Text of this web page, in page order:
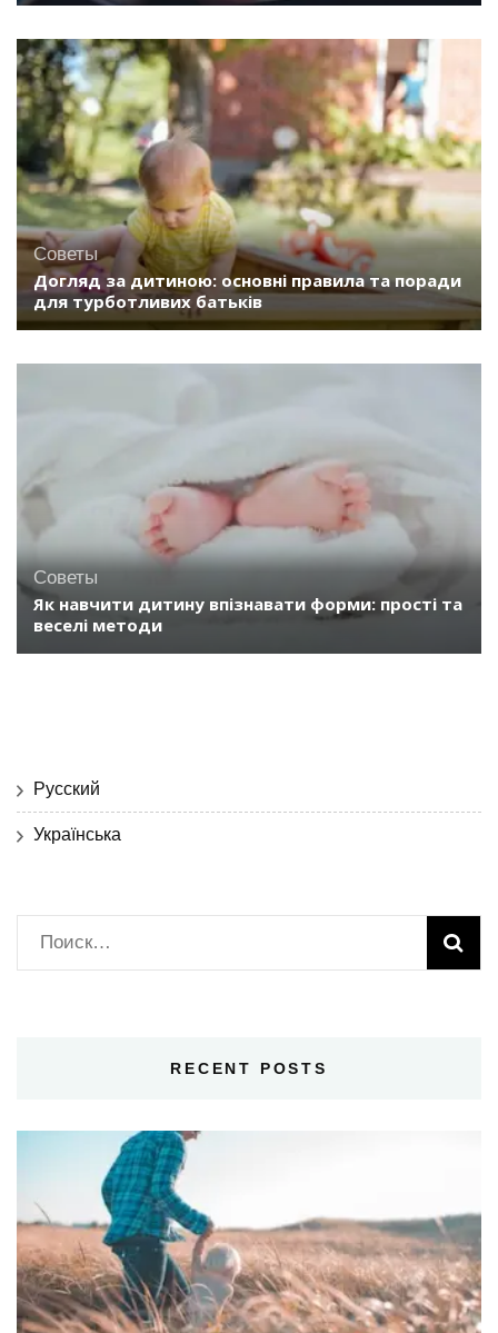
Советы
Догляд за дитиною: основні правила та поради
для турботливих батьків
Советы
Як навчити дитину впізнавати форми: прості та
веселі методи
Русский
Українська
Найти:
RECENT POSTS